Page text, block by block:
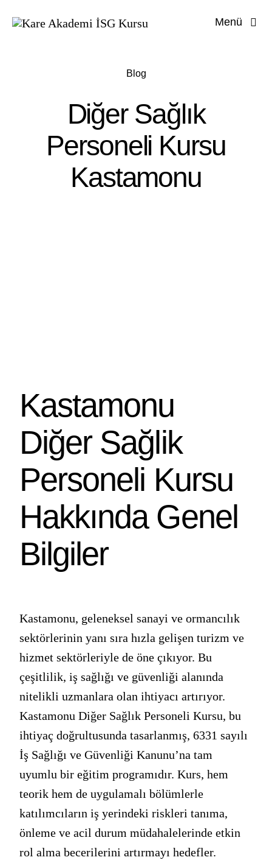
Menü
Blog
Diğer Sağlık
Personeli Kursu
Kastamonu
Kastamonu
Diğer Sağlik
Personeli Kursu
Hakkında Genel
Bilgiler
Kastamonu, geleneksel sanayi ve ormancılık
sektörlerinin yanı sıra hızla gelişen turizm ve
hizmet sektörleriyle de öne çıkıyor. Bu
çeşitlilik, iş sağlığı ve güvenliği alanında
nitelikli uzmanlara olan ihtiyacı artırıyor.
Kastamonu Diğer Sağlık Personeli Kursu, bu
ihtiyaç doğrultusunda tasarlanmış, 6331 sayılı
İş Sağlığı ve Güvenliği Kanunu’na tam
uyumlu bir eğitim programıdır. Kurs, hem
teorik hem de uygulamalı bölümlerle
katılımcıların iş yerindeki riskleri tanıma,
önleme ve acil durum müdahalelerinde etkin
rol alma becerilerini artırmayı hedefler.